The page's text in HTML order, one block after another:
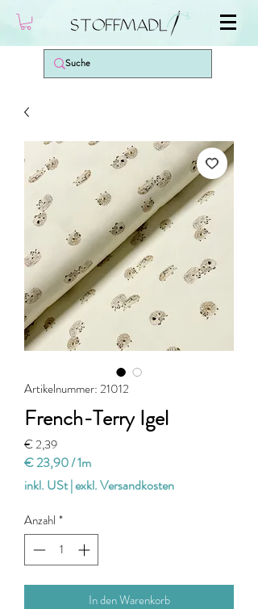
Artikelnummer: 21012
French-Terry Igel
€ 2,39Preis
€ 23,90/1m
€ 23,90
pro
1
Meter
inkl. USt|exkl. Versandkosten
Anzahl *
In den Warenkorb